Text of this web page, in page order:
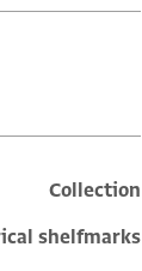
metadata
Collection
shelfmarks